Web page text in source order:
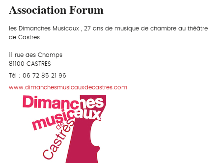
Association Forum
les Dimanches Musicaux , 27 ans de musique de chambre au théâtre
de Castres
11 rue des Champs
81100 CASTRES
Tél : 06 72 85 21 96
www.dimanchesmusicauxdecastres.com